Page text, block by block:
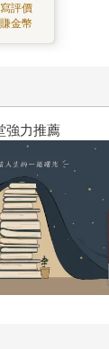
寫評價
賺金幣
年暢銷榜